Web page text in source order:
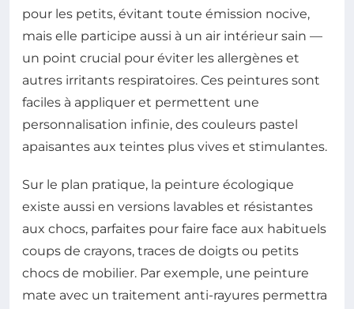
pour les petits, évitant toute émission nocive,
mais elle participe aussi à un air intérieur sain —
un point crucial pour éviter les allergènes et
autres irritants respiratoires. Ces peintures sont
faciles à appliquer et permettent une
personnalisation infinie, des couleurs pastel
apaisantes aux teintes plus vives et stimulantes.
Sur le plan pratique, la peinture écologique
existe aussi en versions lavables et résistantes
aux chocs, parfaites pour faire face aux habituels
coups de crayons, traces de doigts ou petits
chocs de mobilier. Par exemple, une peinture
mate avec un traitement anti-rayures permettra